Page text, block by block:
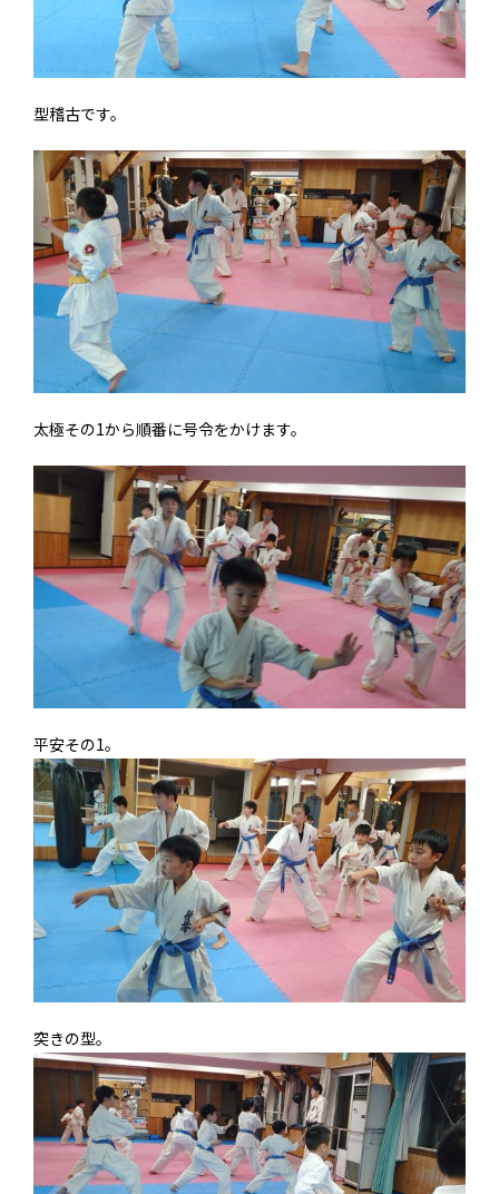
型稽古です。
太極その1から順番に号令をかけます。
平安その1。
突きの型。